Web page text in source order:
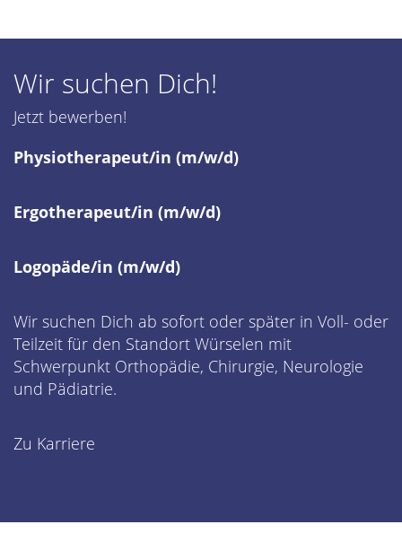
Wir suchen Dich!
Jetzt bewerben!
Physiotherapeut/in (m/w/d)
Ergotherapeut/in (m/w/d)
Logopäde/in (m/w/d)
Wir suchen Dich ab sofort oder später in Voll- oder
Teilzeit für den Standort Würselen mit
Schwerpunkt Orthopädie, Chirurgie, Neurologie
und Pädiatrie.
Zu Karriere